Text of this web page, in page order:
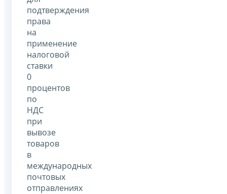
подтверждения
права
на
применение
налоговой
ставки
0
процентов
по
НДС
при
вывозе
товаров
в
международных
почтовых
отправлениях